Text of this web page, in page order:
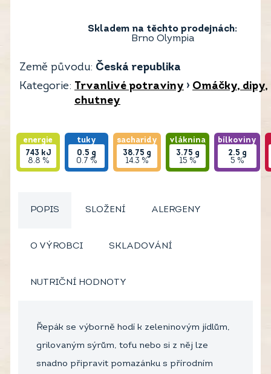
Skladem na těchto prodejnách:
Brno Olympia
Země původu: Česká republika
Kategorie: Trvanlivé potraviny › Omáčky, dipy,
chutney
energie
743 kJ
8.8 %
tuky
0.5 g
0.7 %
sacharidy
38.75 g
14.3 %
vláknina
3.75 g
15 %
bílkoviny
2.5 g
5 %
POPIS SLOŽENÍ ALERGENY
O VÝROBCI SKLADOVÁNÍ
NUTRIČNÍ HODNOTY
Řepák se výborně hodí k zeleninovým jídlům,
grilovaným sýrům, tofu nebo si z něj lze
snadno připravit pomazánku s přírodním